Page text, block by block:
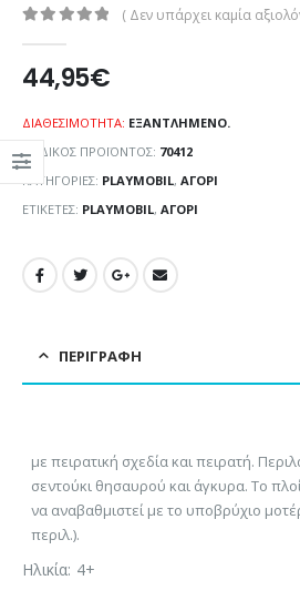
( Δεν υπάρχει καμία
44,95€
ΔΙΑΘΕΣΙΜΌΤΗΤΑ: ΕΞΑΝΤΛΗΜΈΝΟ.
ΚΩΔΙΚΌΣ ΠΡΟΪΌΝΤΟΣ: 70412
ΚΑΤΗΓΟΡΊΕΣ: PLAYMOBIL, ΑΓΌΡΙ
ΕΤΙΚΈΤΕΣ: PLAYMOBIL, ΑΓΌΡΙ
ΠΕΡΙΓΡΑΦΉ
με πειρατική σχεδία και πειρατή.
σεντούκι θησαυρού και άγκυρα. Το
να αναβαθμιστεί με το υποβρύχιο
περιλ.).
Ηλικία: 4+